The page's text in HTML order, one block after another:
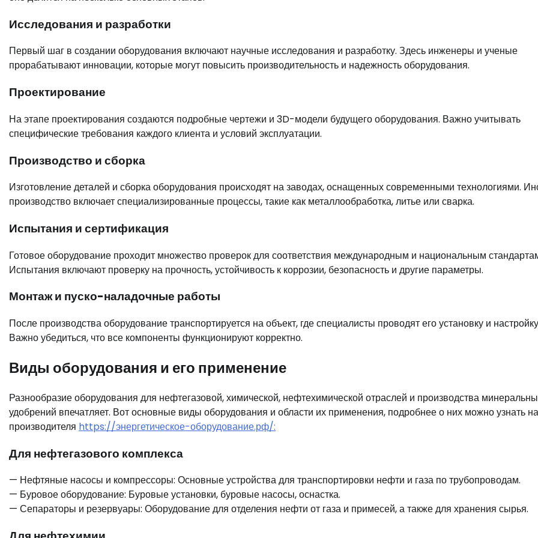
Исследования и разработки
Первый шаг в создании оборудования включают научные исследования и разработку. Здесь инженеры и ученые
прорабатывают инновации, которые могут повысить производительность и надежность оборудования.
Проектирование
На этапе проектирования создаются подробные чертежи и 3D-модели будущего оборудования. Важно учитывать
специфические требования каждого клиента и условий эксплуатации.
Производство и сборка
Изготовление деталей и сборка оборудования происходят на заводах, оснащенных современными технологиями.
производство включает специализированные процессы, такие как металлообработка, литье или сварка.
Испытания и сертификация
Готовое оборудование проходит множество проверок для соответствия международным и национальным
Испытания включают проверку на прочность, устойчивость к коррозии, безопасность и другие параметры.
Монтаж и пуско-наладочные работы
После производства оборудование транспортируется на объект, где специалисты проводят его установку и
Важно убедиться, что все компоненты функционируют корректно.
Виды оборудования и его применение
Разнообразие оборудования для нефтегазовой, химической, нефтехимической отраслей и производства
удобрений впечатляет. Вот основные виды оборудования и области их применения, подробнее о них можно узнать
производителя https://энергетическое-оборудование.рф/:
Для нефтегазового комплекса
— Нефтяные насосы и компрессоры: Основные устройства для транспортировки нефти и газа по трубопроводам.
— Буровое оборудование: Буровые установки, буровые насосы, оснастка.
— Сепараторы и резервуары: Оборудование для отделения нефти от газа и примесей, а также для хранения сырья.